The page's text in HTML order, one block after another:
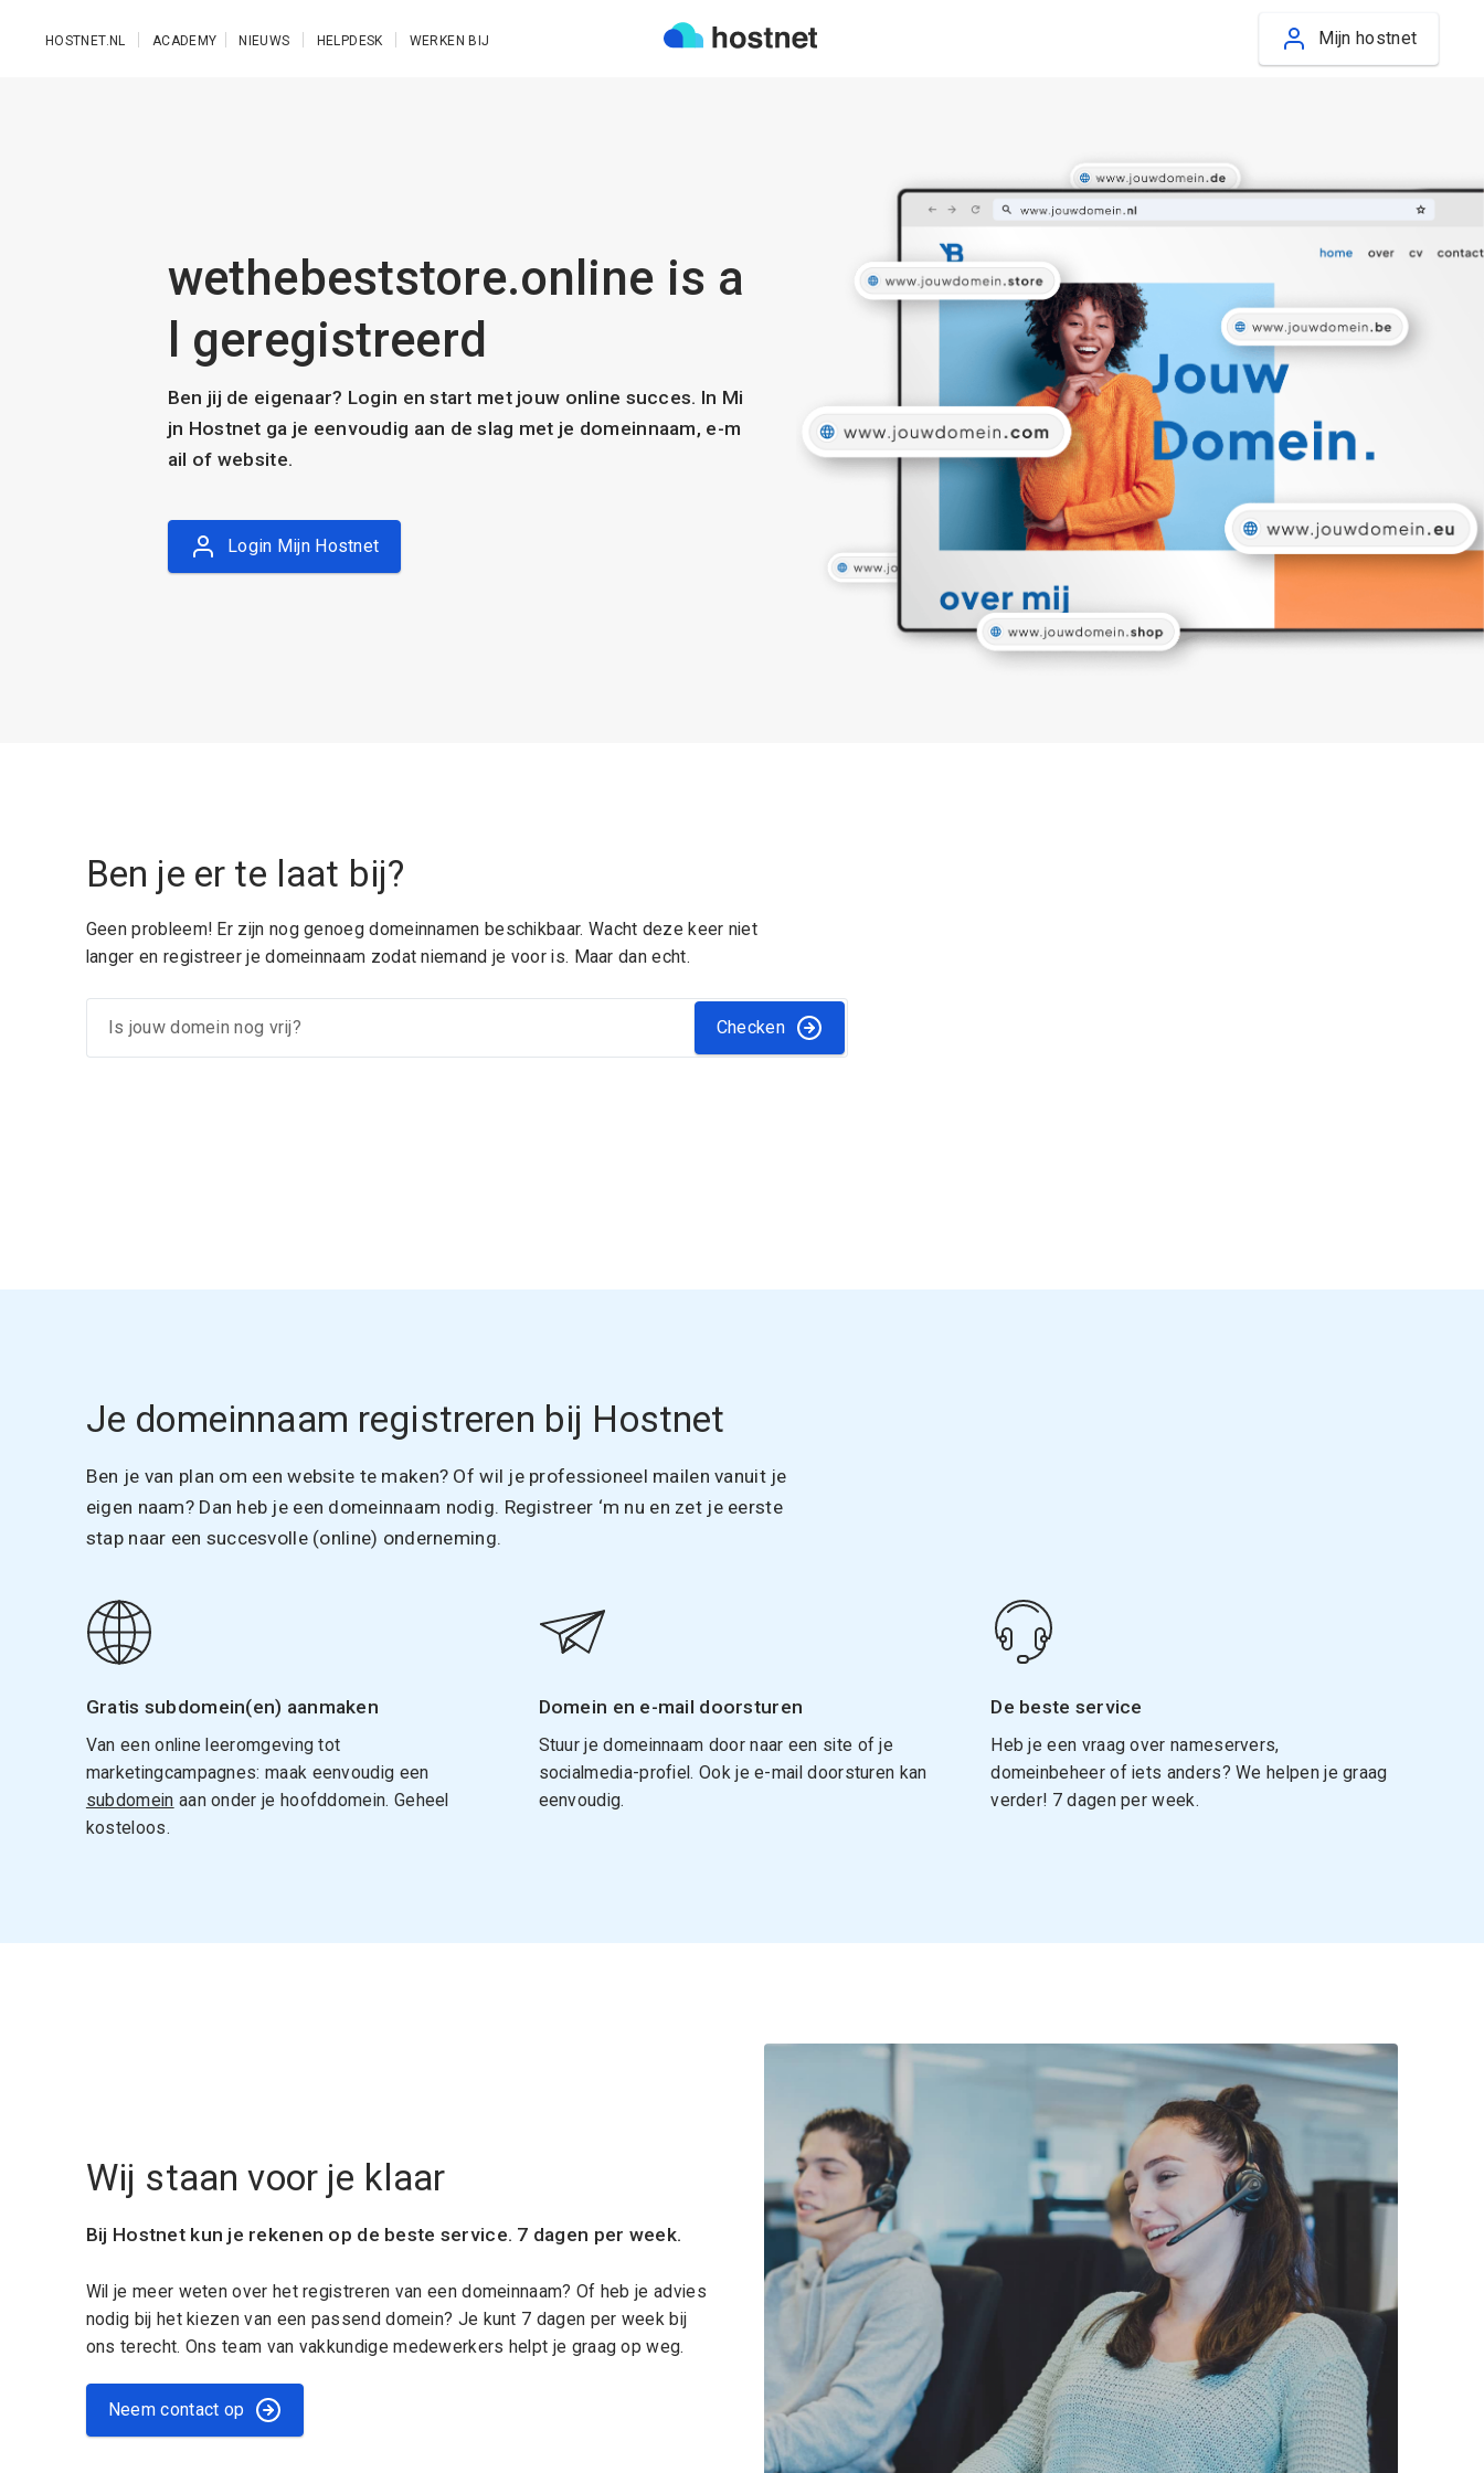
HOSTNET.NL ACADEMY NIEUWS HELPDESK WERKEN BIJ Mijn hostnet
wethebeststore.online is a
l geregistreerd
Ben jij de eigenaar? Login en start met jouw online succes. In Mi
jn Hostnet ga je eenvoudig aan de slag met je domeinnaam, e-m
ail of website.
Login Mijn Hostnet
Ben je er te laat bij?
Geen probleem! Er zijn nog genoeg domeinnamen beschikbaar. Wacht deze keer niet
langer en registreer je domeinnaam zodat niemand je voor is. Maar dan echt.
Checken
Je domeinnaam registreren bij Hostnet
Ben je van plan om een website te maken? Of wil je professioneel mailen vanuit je
eigen naam? Dan heb je een domeinnaam nodig. Registreer ‘m nu en zet je eerste
stap naar een succesvolle (online) onderneming.
Gratis subdomein(en) aanmaken
Van een online leeromgeving tot
marketingcampagnes: maak eenvoudig een
subdomein aan onder je hoofddomein. Geheel
kosteloos.
Domein en e-mail doorsturen
Stuur je domeinnaam door naar een site of je
socialmedia-profiel. Ook je e-mail doorsturen kan
eenvoudig.
De beste service
Heb je een vraag over nameservers,
domeinbeheer of iets anders? We helpen je graag
verder! 7 dagen per week.
Wij staan voor je klaar
Bij Hostnet kun je rekenen op de beste service. 7 dagen per week.
Wil je meer weten over het registreren van een domeinnaam? Of heb je advies
nodig bij het kiezen van een passend domein? Je kunt 7 dagen per week bij
ons terecht. Ons team van vakkundige medewerkers helpt je graag op weg.
Neem contact op